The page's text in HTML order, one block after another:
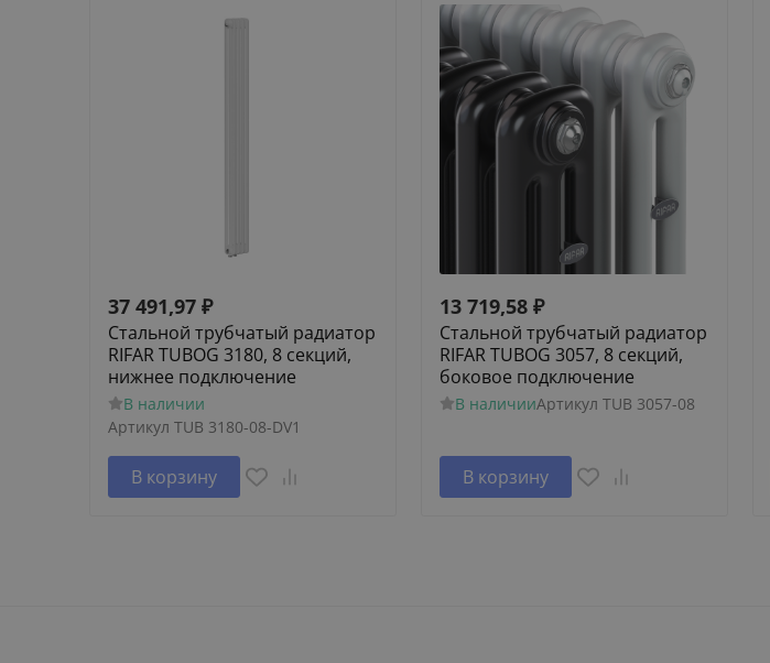
37 491,97 ₽
Стальной трубчатый радиатор
RIFAR TUBOG 3180, 8 секций,
нижнее подключение
В наличии
Артикул TUB 3180-08-DV1
В корзину
13 719,58 ₽
Стальной трубчатый радиатор
RIFAR TUBOG 3057, 8 секций,
боковое подключение
В наличииАртикул TUB 3057-08
В корзину